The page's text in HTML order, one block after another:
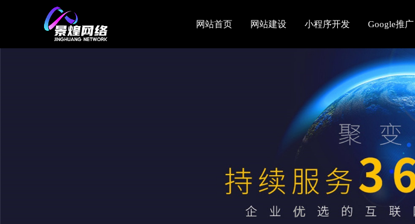
网站首页 网站建设 小程序开发 Google推广